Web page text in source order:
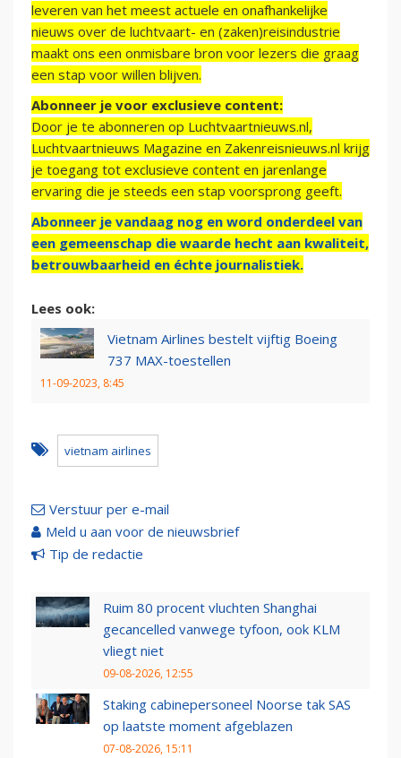
leveren van het meest actuele en onafhankelijke
nieuws over de luchtvaart- en (zaken)reisindustrie
maakt ons een onmisbare bron voor lezers die graag
een stap voor willen blijven.
Abonneer je voor exclusieve content:
Door je te abonneren op Luchtvaartnieuws.nl,
Luchtvaartnieuws Magazine en Zakenreisnieuws.nl krijg
je toegang tot exclusieve content en jarenlange
ervaring die je steeds een stap voorsprong geeft.
Abonneer je vandaag nog en word onderdeel van
een gemeenschap die waarde hecht aan kwaliteit,
betrouwbaarheid en échte journalistiek.
Lees ook:
Vietnam Airlines bestelt vijftig Boeing
737 MAX-toestellen
11-09-2023, 8:45
vietnam airlines
Verstuur per e-mail
Meld u aan voor de nieuwsbrief
Tip de redactie
Ruim 80 procent vluchten Shanghai
gecancelled vanwege tyfoon, ook KLM
vliegt niet
09-08-2026, 12:55
Staking cabinepersoneel Noorse tak SAS
op laatste moment afgeblazen
07-08-2026, 15:11